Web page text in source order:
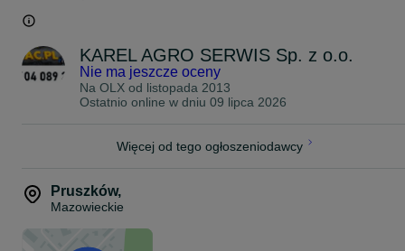
KAREL AGRO SERWIS Sp. z o.o.
Nie ma jeszcze oceny
Na OLX od listopada 2013
Ostatnio online w dniu 09 lipca 2026
Więcej od tego ogłoszeniodawcy
Pruszków,
Mazowieckie